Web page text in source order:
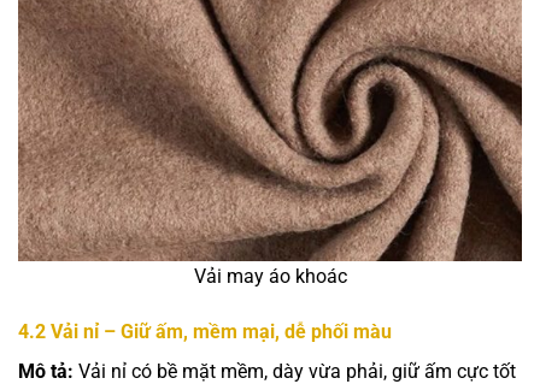
Vải may áo khoác
4.2 Vải nỉ – Giữ ấm, mềm mại, dễ phối màu
Mô tả: Vải nỉ có bề mặt mềm, dày vừa phải, giữ ấm cực tốt